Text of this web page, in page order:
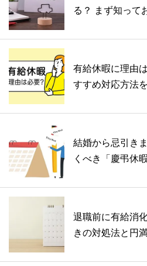
る？ まず知って
有給休暇に理由
すすめ対応方法
結婚から忌引き
くべき「慶弔休
退職前に有給消
きの対処法と円